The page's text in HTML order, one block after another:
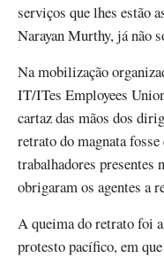
serviços que lhes estão
Narayan Murthy, já não
Na mobilização
IT/ITes Employees
cartaz das mãos dos
retrato do magnata
trabalhadores presentes
obrigaram os agentes a
A queima do retrato foi
protesto pacífico, em